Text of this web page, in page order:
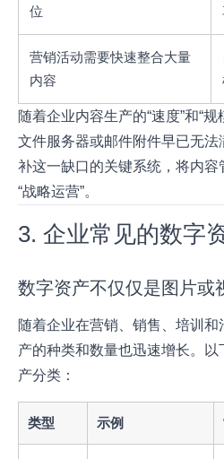
位
营销活动需要快速整合大量
内容
随着企业内容生产的“速度”和“规
文件服务器或邮件附件早已无
补这一缺口的关键系统，将内容
“战略运营”。
3. 企业常见的数字
数字资产不仅仅是图片或
随着企业在营销、销售、培训
产的种类和数量也迅速增长。
产分类：
类型 示例